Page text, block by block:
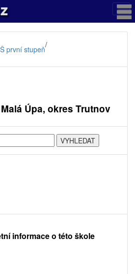
první stupeň/
Úpa, okres Trutnov
informace o této škole